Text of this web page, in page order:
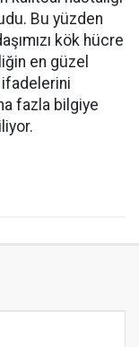
Bu yüzden
kök hücre
en güzel
fazla bilgiye